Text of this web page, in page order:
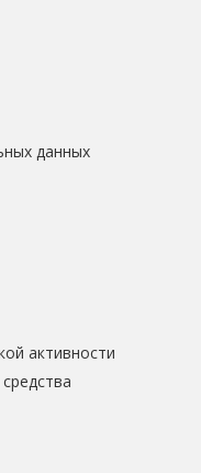
данных
активности